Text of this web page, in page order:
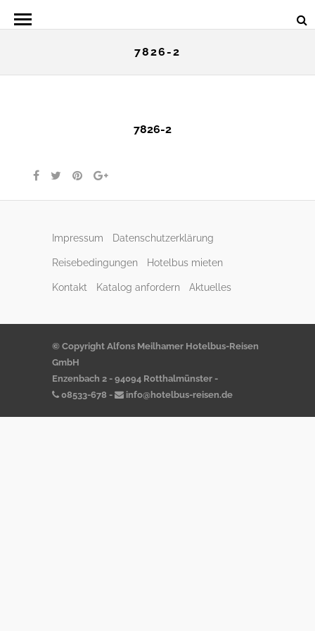
7826-2
7826-2
Impressum Datenschutzerklärung
Reisebedingungen Hotelbus mieten
Kontakt Katalog anfordern Aktuelles
© Copyright Alfons Meilhamer Hotelbus-Reisen
GmbH
Enzenbach 2 - 94094 Rotthalmünster -
08533-678 - info@hotelbus-reisen.de